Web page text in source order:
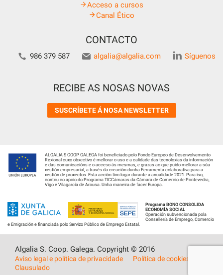
Acceso a cursos
Canal Ético
CONTACTO
986 379 587 algalia@algalia.com Síguenos
RECIBE AS NOSAS NOVAS
SUSCRÍBETE Á NOSA NEWSLETTER
ALGALIA S COOP GALEGA foi beneficiado polo Fondo Europeo de Desenvolvemento
Rexional cuxo obxectivo é mellorar o uso e a calidade das tecnoloxías da información
e das comunicacións e o acceso ás mesmas, e grazas ao que puido mellorar a súa
xestión empresarial, a través da creación dunha Ferramenta colaborativa para a
xestión de proxectos. Esta acción tivo lugar durante a anualidade 2021. Para iso,
contou co apoio do Programa TICCámaras da Cámara de Comercio de Pontevedra,
Vigo e Vilagarcía de Arousa. Unha maneira de facer Europa.
Programa BONO CONSOLIDA
ECONOMÍA SOCIAL
Operación subvencionada pola
Consellería de Emprego, Comercio
e Emigración e financiada polo Servizo Público de Emprego Estatal.
Algalia S. Coop. Galega. Copyright © 2016
Aviso legal e política de privacidade
Política de cookies
Clausulado